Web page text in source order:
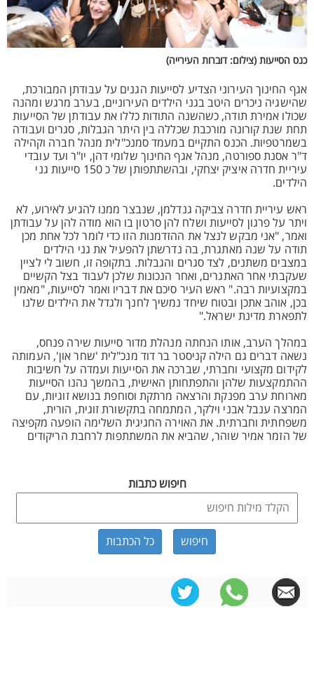
כנס הסייעות (צילום: דוברות העירייה)
אגף החינוך העירוני הצדיע לסייעות הגנים על עבודתן המבורכת,
שהישגיה ניכרים היטב בגני הילדים העירוניים, בערב מרגש ומהנה
שכולו אמירת תודה, כשהשנה התודות כללו את עבודתן של הסייעות
תחת שנת קורונה מורכבת שכללה בין היתר הגבלות, סגרים ועבודה
בשמרטפיות. הכנס התקיים במעמד סמנכ"לית מנהל חברה וקהילה
ד"ר אסנת ספורטה, מנהל אגף החינוך שלומי דהן, יו"ר ועד עובדי
עיריית חדרה איציק יצחקי, ובהשתתפותן של כ 150 סייעות גני
הילדים.
ראש עיריית חדרה צביקה גנדלמן, שנבצר ממנו להגיע לאירוע, לא
ויתר על פרגון לסייעות ושלח להן סרטון בו הוא מודה להן על עבודתן
ואמר, "אני מבקש לנצל את ההזדמנות הזו כדי לומר לכל אחת מכן
תודה על שנה מאתגרת, בה נדרשתן להפעיל את גני הילדים
במצבים משתנים, לצד סגרים והגבלות. בתקופה זו, חשוב לי לציין
שעקבתי אחר האתגרים, ואחר הנכונות שלכן לעבוד בצל הקשיים
במקצועיות רבה." ראש העיר סיכם את דבריו ואמר לסייעות, "מאמין
בכן, אוהב אתכן ובטוח שיחד נמשיך לחנך ולגדל את הילדים שלנו
לתפארת מדינת ישראל."
במהלך הערב, אותו הנחתה מנהלת מדור סייעות שירה פנחס,
נשאה דברים גם הילה קניסטר בר דוד מנכ"לית 'שחר און', העמותה
לקידום מקצועי וחברתי, שברכה את הסייעות ועמדה על חשיבות
ההתמקצעות שלהן והתפתחותן האישית, בהמשך נהנו הסייעות
מארוחת ערב מפנקת והרצאה מרתקת וסוחפת בנושא זוגיות, עם
המרצה ענבל אבני וילקר, המתמחה בתקשורת זוגית, הורית,
משפחתית וחברתית. את האוירה החגיגית השלימה הופעה מקפיצה
של הזמר אמיר שוהר, שהביא את המשתתפות לרחבת הריקודים
חיפוש כתבות
כל הכתבות